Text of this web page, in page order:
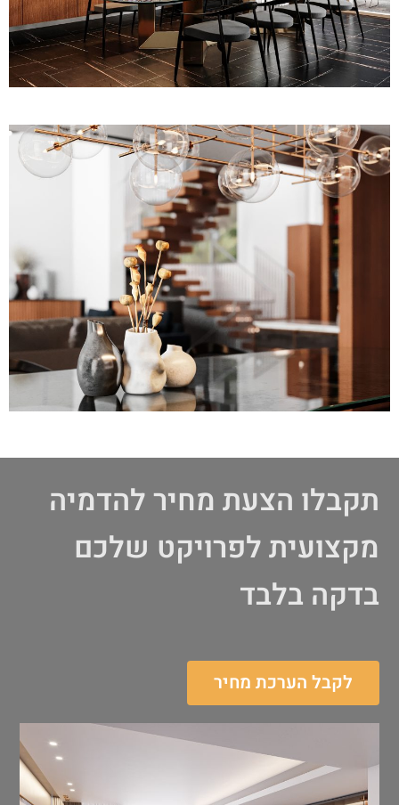
תקבלו הצעת מחיר להדמיה
מקצועית לפרויקט שלכם
בדקה בלבד
לקבל הערכת מחיר